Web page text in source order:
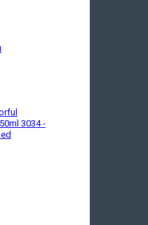
3034 -